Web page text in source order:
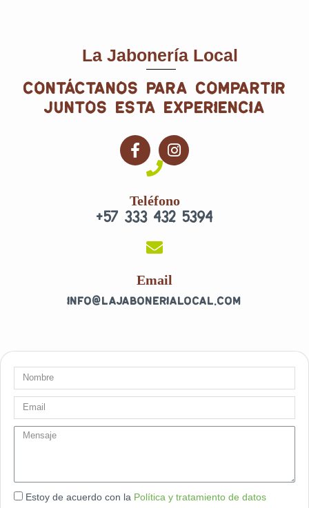
La Jabonería Local
contáctanos para compartir
juntos esta experiencia
F
a
b
o
f
I
n
a
g
Teléfono
+57 333 432 5394
Email
info@lajabonerialocal.com
Nombre
Email
message
Estoy de acuerdo con la Política y tratamiento de datos